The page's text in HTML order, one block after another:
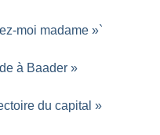
moi madame »`
à Baader »
du capital »